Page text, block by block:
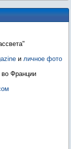
и личное фото
во Франции